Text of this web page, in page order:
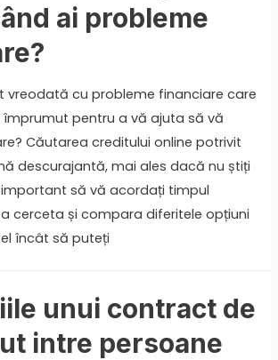
ai probleme
vreodată cu probleme financiare care
pentru a vă ajuta să vă
Căutarea creditului online potrivit
descurajantă, mai ales dacă nu știți
să vă acordați timpul
cerceta și compara diferitele opțiuni
încât să puteți
unui contract de
intre persoane